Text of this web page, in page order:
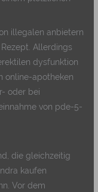
illegalen anbietern
Allerdings
dysfunktion
online-apotheken
oder bei
von pde-5-
die gleichzeitig
kaufen
Vor dem